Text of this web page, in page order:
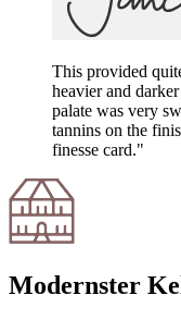
This provided
heavier and
palate was very
tannins on the
finesse card."
Modernster